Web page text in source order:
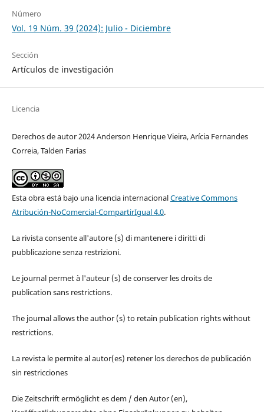
Número
Vol. 19 Núm. 39 (2024): Julio - Diciembre
Sección
Artículos de investigación
Licencia
Derechos de autor 2024 Anderson Henrique Vieira, Arícia Fernandes
Correia, Talden Farias
Esta obra está bajo una licencia internacionalCreative Commons
Atribución-NoComercial-CompartirIgual 4.0.
La rivista consente all'autore (s) di mantenere i diritti di
pubblicazione senza restrizioni.
Le journal permet à l'auteur (s) de conserver les droits de
publication sans restrictions.
The journal allows the author (s) to retain publication rights without
restrictions.
La revista le permite al autor(es) retener los derechos de publicación
sin restricciones
Die Zeitschrift ermöglicht es dem / den Autor (en),